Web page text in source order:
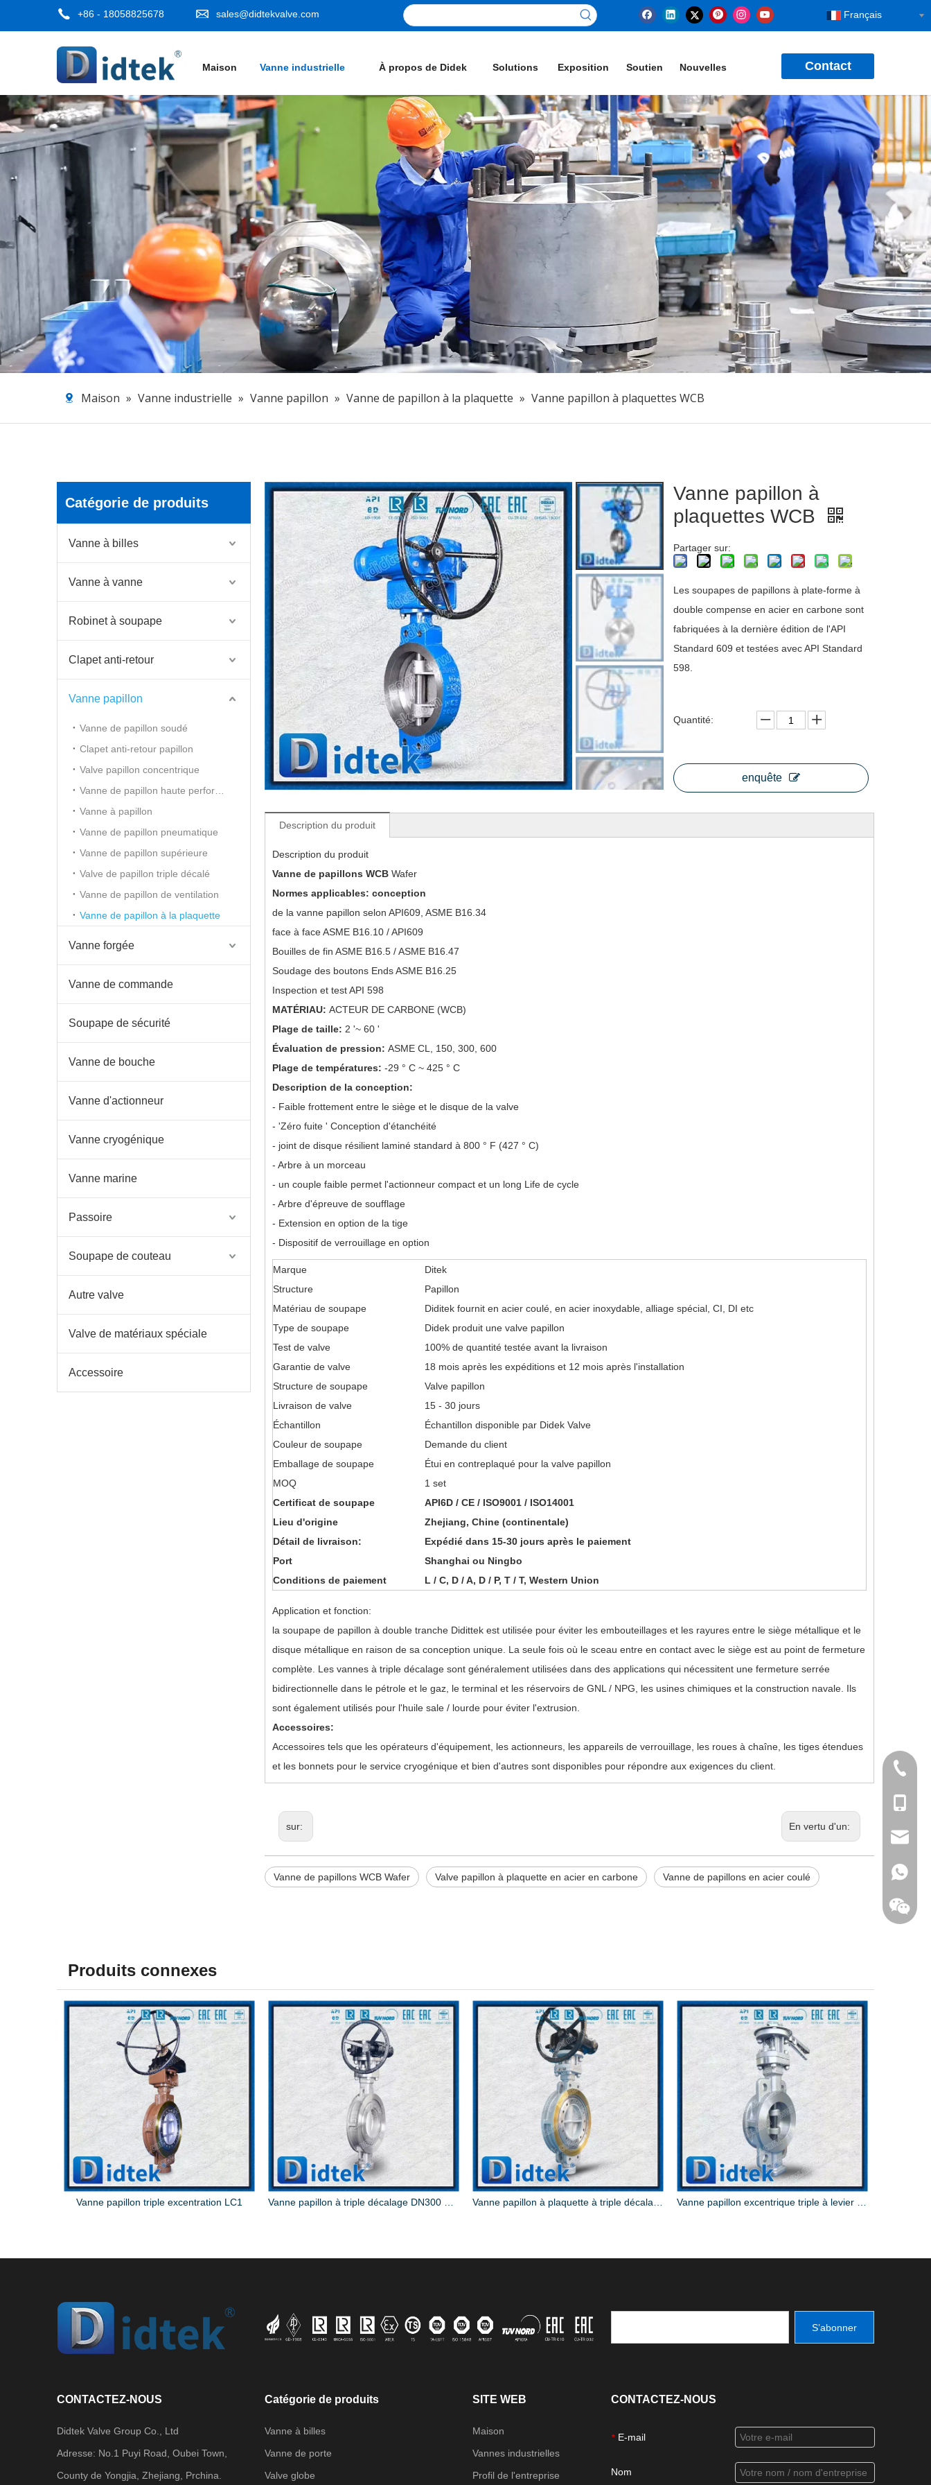
+86 - 18058825678 sales@didtekvalve.com Français
Maison Vanne industrielle À propos de Didek Solutions Exposition Soutien Nouvelles Contact
Maison » Vanne industrielle » Vanne papillon » Vanne de papillon à la plaquette » Vanne papillon à plaquettes WCB
Catégorie de produits
Vanne à billes
Vanne à vanne
Robinet à soupape
Clapet anti-retour
Vanne papillon
Vanne de papillon soudé
Clapet anti-retour papillon
Valve papillon concentrique
Vanne à papillon
Vanne de papillon pneumatique
Vanne de papillon supérieure
Valve de papillon triple décalé
Vanne de papillon de ventilation
Vanne de papillon à la plaquette
Vanne forgée
Vanne de commande
Soupape de sécurité
Vanne de bouche
Vanne d'actionneur
Vanne cryogénique
Vanne marine
Passoire
Soupape de couteau
Autre valve
Valve de matériaux spéciale
Accessoire
Vanne papillon à
plaquettes WCB
Partager sur:
Les soupapes de papillons à plate-forme à
double compense en acier en carbone sont
fabriquées à la dernière édition de l'API
Standard 609 et testées avec API Standard
598.
Quantité:
enquête
Description du produit
Description du produit
Vanne de papillons WCB Wafer
Normes applicables: conception
de la vanne papillon selon API609, ASME B16.34
face à face ASME B16.10 / API609
Bouilles de fin ASME B16.5 / ASME B16.47
Soudage des boutons Ends ASME B16.25
Inspection et test API 598
MATÉRIAU: ACTEUR DE CARBONE (WCB)
Plage de taille: 2 '~ 60 '
Évaluation de pression: ASME CL, 150, 300, 600
Plage de températures: -29 ° C ~ 425 ° C
Description de la conception:
- Faible frottement entre le siège et le disque de la valve
- 'Zéro fuite ' Conception d'étanchéité
- joint de disque résilient laminé standard à 800 ° F (427 ° C)
- Arbre à un morceau
- un couple faible permet l'actionneur compact et un long Life de cycle
- Arbre d'épreuve de soufflage
- Extension en option de la tige
- Dispositif de verrouillage en option
Marque
Ditek
Structure
Papillon
Matériau de soupape
Diditek fournit en acier coulé, en acier inoxydable, alliage spécial, CI, DI etc
Type de soupape
Didek produit une valve papillon
Test de valve
100% de quantité testée avant la livraison
Garantie de valve
18 mois après les expéditions et 12 mois après l'installation
Structure de soupape
Valve papillon
Livraison de valve
15 - 30 jours
Échantillon
Échantillon disponible par Didek Valve
Couleur de soupape
Demande du client
Emballage de soupape
Étui en contreplaqué pour la valve papillon
MOQ
1 set
Certificat de soupape
API6D / CE / ISO9001 / ISO14001
Lieu d'origine
Zhejiang, Chine (continentale)
Détail de livraison:
Expédié dans 15-30 jours après le paiement
Port
Shanghai ou Ningbo
Conditions de paiement
L / C, D / A, D / P, T / T, Western Union
Application et fonction:
la soupape de papillon à double tranche Didittek est utilisée pour éviter les embouteillages et les rayures entre le siège métallique et le
disque métallique en raison de sa conception unique. La seule fois où le sceau entre en contact avec le siège est au point de fermeture
complète. Les vannes à triple décalage sont généralement utilisées dans des applications qui nécessitent une fermeture serrée
bidirectionnelle dans le pétrole et le gaz, le terminal et les réservoirs de GNL / NPG, les usines chimiques et la construction navale. Ils
sont également utilisés pour l'huile sale / lourde pour éviter l'extrusion.
Accessoires:
Accessoires tels que les opérateurs d'équipement, les actionneurs, les appareils de verrouillage, les roues à chaîne, les tiges étendues
et les bonnets pour le service cryogénique et bien d'autres sont disponibles pour répondre aux exigences du client.
sur: En vertu d'un:
Vanne de papillons WCB Wafer Valve papillon à plaquette en acier en carbone Vanne de papillons en acier coulé
Produits connexes
Vanne papillon triple excentration LC1 Vanne papillon à triple décalage DN300 CF8M, vitesse Vanne papillon à plaquette à triple décalage Vanne papillon excentrique triple à levier en acier inoxydable, scellage en téflon
S’abonner
CONTACTEZ-NOUS
Didtek Valve Group Co., Ltd
Adresse: No.1 Puyi Road, Oubei Town,
County de Yongjia, Zhejiang, Prchina.
Catégorie de produits
Vanne à billes
Vanne de porte
Valve globe
SITE WEB
Maison
Vannes industrielles
Profil de l'entreprise
CONTACTEZ-NOUS
* E-mail
Nom
+ 86-
+86 -